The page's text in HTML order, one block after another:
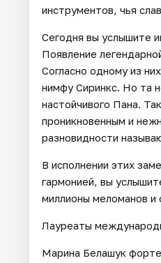
инструментов, чья
Сегодня вы услышите
Появление
Согласно одному из
нимфу Сиринкс. Но та
настойчивого Пана.
проникновенным и
разновидности
В исполнении этих
гармонией, вы
миллионы меломанов и
Лауреаты
Марина Белашук